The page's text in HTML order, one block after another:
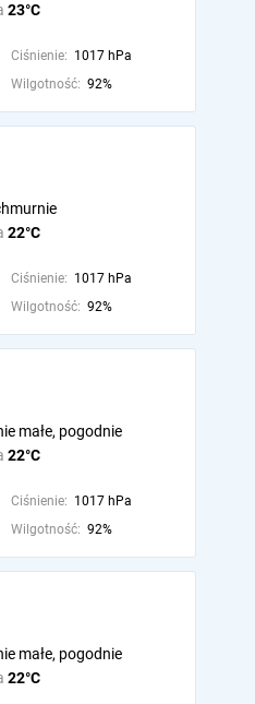
23°C
Ciśnienie: 1017 hPa
Wilgotność: 92%
22°C
Ciśnienie: 1017 hPa
Wilgotność: 92%
22°C
małe, pogodnie
Ciśnienie: 1017 hPa
Wilgotność: 92%
22°C
małe, pogodnie